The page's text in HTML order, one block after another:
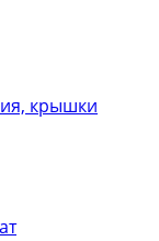
крышки